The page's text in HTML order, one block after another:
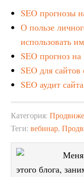
SEO прогнозы
О пользе
использовать
SEO прогноз
SEO для
SEO аудит
Категория:
Теги:вебинар,
этого блога,